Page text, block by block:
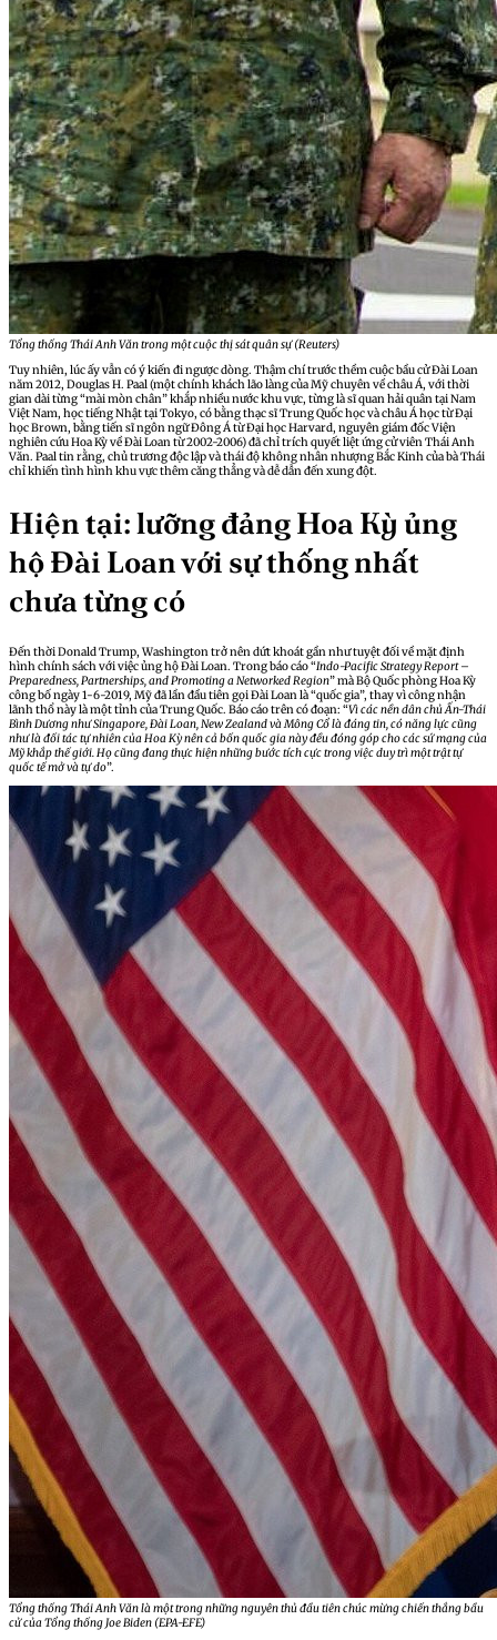
Tổng thống Thái Anh Văn trong một cuộc thị sát quân sự (Reuters)
Tuy nhiên, lúc ấy vẫn có ý kiến đi ngược dòng. Thậm chí trước thềm cuộc bầu cử Đài Loan
năm 2012, Douglas H. Paal (một chính khách lão làng của Mỹ chuyên về châu Á, với thời
gian dài từng “mài mòn chân” khắp nhiều nước khu vực, từng là sĩ quan hải quân tại Nam
Việt Nam, học tiếng Nhật tại Tokyo, có bằng thạc sĩ Trung Quốc học và châu Á học từ Đại
học Brown, bằng tiến sĩ ngôn ngữ Đông Á từ Đại học Harvard, nguyên giám đốc Viện
nghiên cứu Hoa Kỳ về Đài Loan từ 2002-2006) đã chỉ trích quyết liệt ứng cử viên Thái Anh
Văn. Paal tin rằng, chủ trương độc lập và thái độ không nhân nhượng Bắc Kinh của bà Thái
chỉ khiến tình hình khu vực thêm căng thẳng và dễ dẫn đến xung đột.
Hiện tại: lưỡng đảng Hoa Kỳ ủng
hộ Đài Loan với sự thống nhất
chưa từng có
Đến thời Donald Trump, Washington trở nên dứt khoát gần như tuyệt đối về mặt định
hình chính sách với việc ủng hộ Đài Loan. Trong báo cáo “Indo-Pacific Strategy Report –
Preparedness, Partnerships, and Promoting a Networked Region” mà Bộ Quốc phòng Hoa Kỳ
công bố ngày 1-6-2019, Mỹ đã lần đầu tiên gọi Đài Loan là “quốc gia”, thay vì công nhận
lãnh thổ này là một tỉnh của Trung Quốc. Báo cáo trên có đoạn: “Vì các nền dân chủ Ấn-Thái
Bình Dương như Singapore, Đài Loan, New Zealand và Mông Cổ là đáng tin, có năng lực cũng
như là đối tác tự nhiên của Hoa Kỳ nên cả bốn quốc gia này đều đóng góp cho các sứ mạng của
Mỹ khắp thế giới. Họ cũng đang thực hiện những bước tích cực trong việc duy trì một trật tự
quốc tế mở và tự do”.
Tổng thống Thái Anh Văn là một trong những nguyên thủ đầu tiên chúc mừng chiến thắng bầu
cử của Tổng thống Joe Biden (EPA-EFE)